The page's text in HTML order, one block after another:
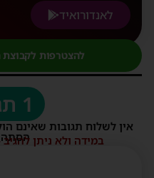
לאנדורואיד
להצטרפות לקבוצת
1 תגובות
אין לשלוח תגובות שאינם
הסתהבמידה ולא ניתן